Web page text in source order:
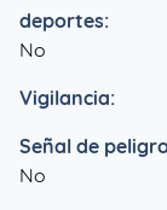
deportes:
No
Vigilancia:
Señal de
No